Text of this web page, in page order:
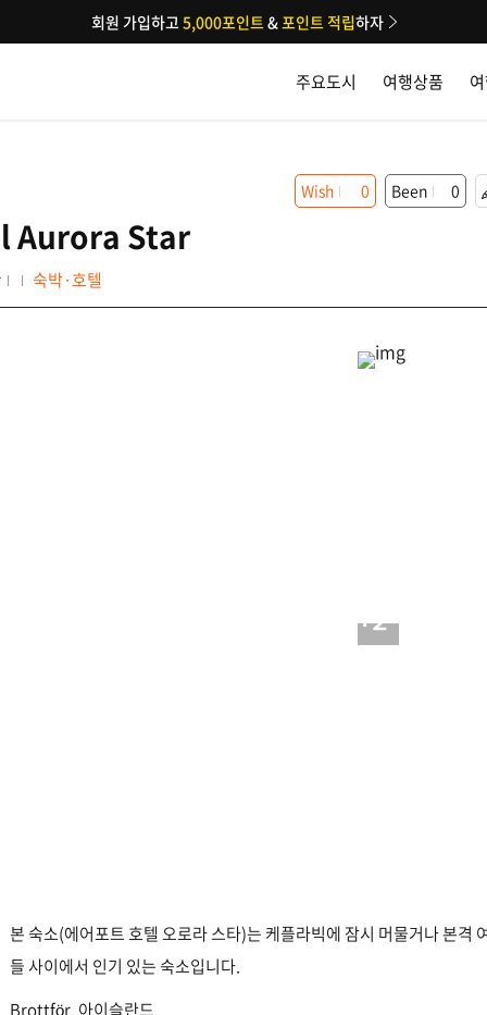
주요도시 여행상품
회원 가입하고5,000포인트&포인트 적립하자
Aurora Star
숙박·호텔
Wish 0 Been 0
+2
본 숙소(에어포트 호텔 오로라 스타)는 케플라빅에 잠시 머물거나 본격
들 사이에서 인기 있는 숙소입니다.
Brottför, 아이슬란드